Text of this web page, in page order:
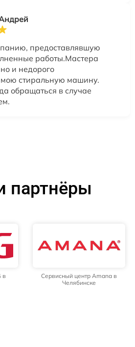
предоставлявшую
работы.Мастера
и недорого
стиральную машину.
обращаться в случае
партнёры
в
Сервисный центр Amana в
Челябинске